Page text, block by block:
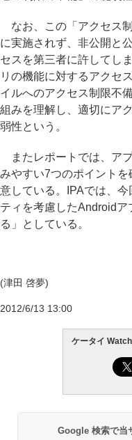
なお、この「アクセス
に実施されず、非公開と
セスを第三者に許してし
リの機能に対するアクセ
イルへのアクセス制限不
組みを理解し、適切にア
弱性という。
またレポートでは、ア
みやすい7つのポイント
意している。IPAでは、
ティを考慮したAndroid
る」としている。
(津田 啓夢)
2012/6/13 13:00
ケータイ
Google 検索で当